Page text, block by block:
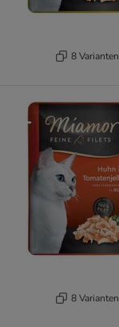
8 Varianten
8 Varianten